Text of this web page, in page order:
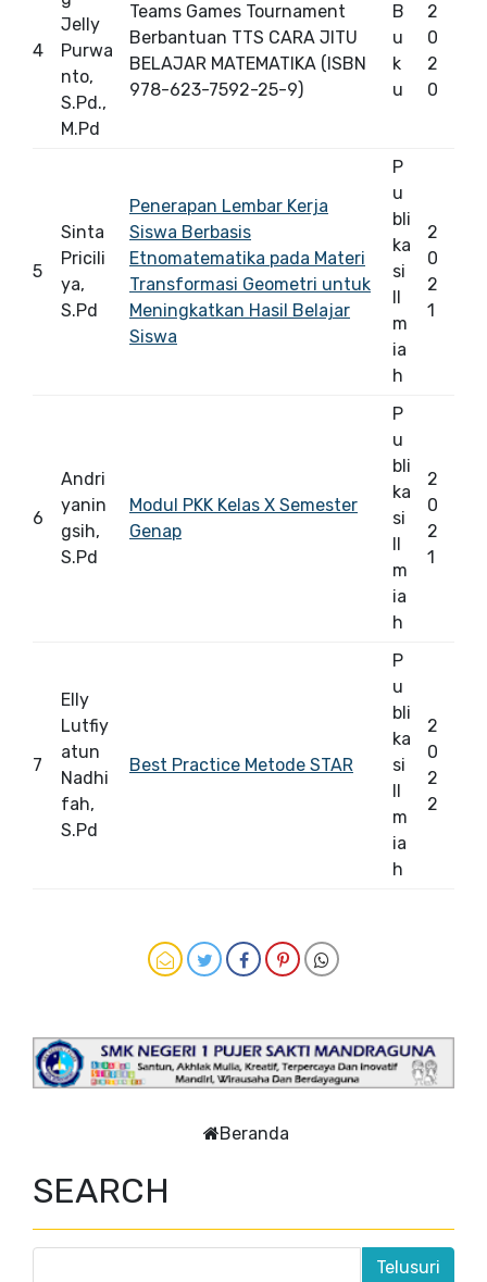
4
Jelly
Purwa
nto,
S.Pd.,
M.Pd
Teams Games Tournament
Berbantuan TTS CARA JITU
BELAJAR MATEMATIKA (ISBN
978-623-7592-25-9)
B
u
k
u
2
0
2
0
5
Sinta
Pricili
ya,
S.Pd
Penerapan Lembar Kerja
Siswa Berbasis
Etnomatematika pada Materi
Transformasi Geometri untuk
Meningkatkan Hasil Belajar
Siswa
P
u
bli
ka
si
Il
m
ia
h
2
0
2
1
6
Andri
yanin
gsih,
S.Pd
Modul PKK Kelas X Semester
Genap
P
u
bli
ka
si
Il
m
ia
h
2
0
2
1
7
Elly
Lutfiy
atun
Nadhi
fah,
S.Pd
Best Practice Metode STAR
P
u
bli
ka
si
Il
m
ia
h
2
0
2
2
Beranda
SEARCH